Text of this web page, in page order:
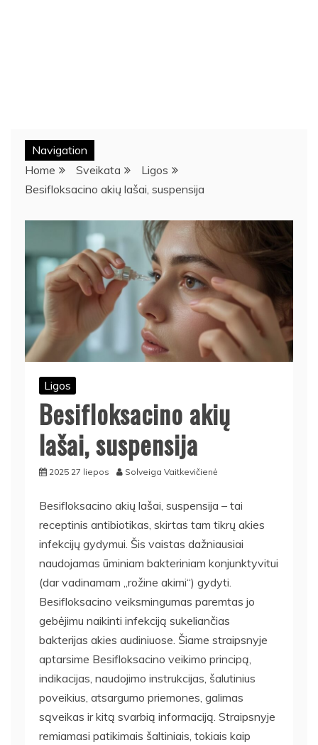
Navigation
Home
Sveikata
Ligos
Besifloksacino akių lašai, suspensija
Ligos
Besifloksacino akių
lašai, suspensija
2025 27 liepos Solveiga Vaitkevičienė
Besifloksacino akių lašai, suspensija – tai
receptinis antibiotikas, skirtas tam tikrų akies
infekcijų gydymui. Šis vaistas dažniausiai
naudojamas ūminiam bakteriniam konjunktyvitui
(dar vadinamam „rožine akimi“) gydyti.
Besifloksacino veiksmingumas paremtas jo
gebėjimu naikinti infekciją sukeliančias
bakterijas akies audiniuose. Šiame straipsnyje
aptarsime Besifloksacino veikimo principą,
indikacijas, naudojimo instrukcijas, šalutinius
poveikius, atsargumo priemones, galimas
sąveikas ir kitą svarbią informaciją. Straipsnyje
remiamasi patikimais šaltiniais, tokiais kaip